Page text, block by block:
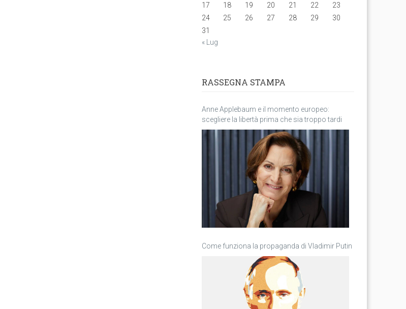
17
18 19 20 21 22
23
24
25 26 27 28 29
30
31
« Lug
RASSEGNA STAMPA
Anne Applebaum e il momento europeo:
scegliere la libertà prima che sia troppo tardi
Come funziona la propaganda di Vladimir Putin